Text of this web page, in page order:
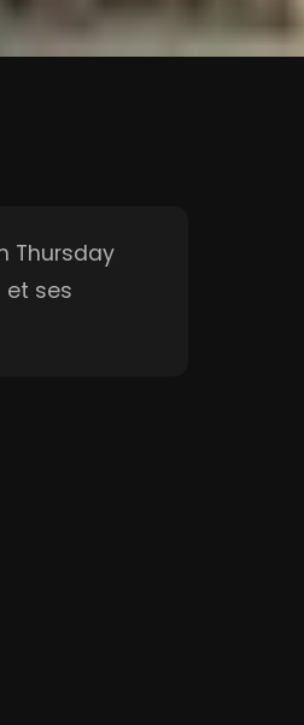
Thursday
et ses